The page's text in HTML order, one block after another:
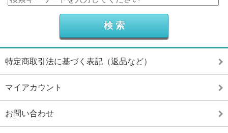
特定商取引法に基づく表記（返品など）
マイアカウント
お問い合わせ